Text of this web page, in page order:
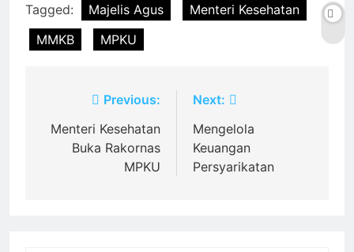
Tagged: Majelis Agus
Menteri Kesehatan
MMKB
MPKU
navigation
Previous:
Menteri Kesehatan
Buka Rakornas
MPKU
Next:
Mengelola
Keuangan
Persyarikatan